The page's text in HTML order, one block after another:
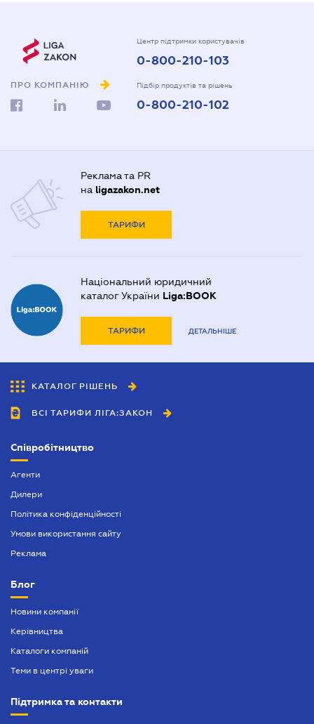
ПРО КОМПАНІЮ
Центр підтримки користувачів
0-800-210-103
Підбір продуктів та рішень
0-800-210-102
Реклама та PR
на ligazakon.net
ТАРИФИ
Національний юридичний
каталог України Liga:BOOK
ТАРИФИ ДЕТАЛЬНІШЕ
КАТАЛОГ РІШЕНЬ
ВСІ ТАРИФИ ЛІГА:ЗАКОН
Співробітництво
Агенти
Дилери
Політика конфіденційності
Умови використання сайту
Реклама
Блог
Новини компанії
Керівництва
Каталоги компаній
Теми в центрі уваги
Підтримка та контакти